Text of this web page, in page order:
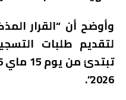
وأوضح أن “القرار
2026”.